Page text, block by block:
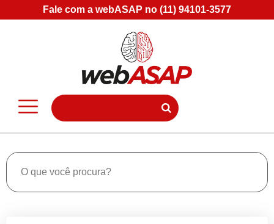
Fale com a webASAP no (11) 94101-3577